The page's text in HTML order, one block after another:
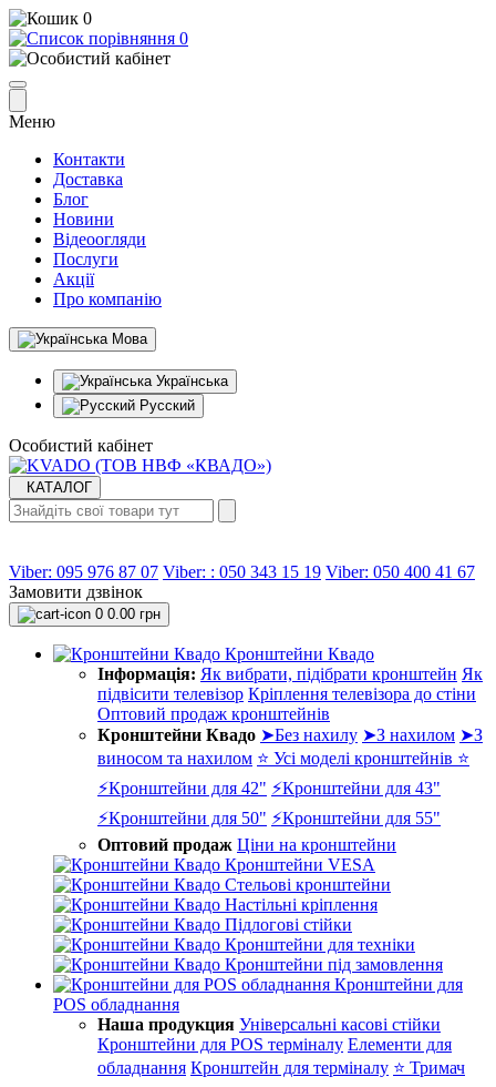
0
0
Меню
Контакти
Доставка
Блог
Новини
Відеоогляди
Послуги
Акції
Про компанію
Мова
Українська
Русский
Особистий кабінет
КАТАЛОГ
Viber: 095 976 87 07 Viber: : 050 343 15 19‬ Viber: 050 400 41 67
Замовити дзвінок
0 0.00 грн
Кронштейни Квадо
Інформація: Як вибрати, підібрати кронштейн Як
підвісити телевізор Кріплення телевізора до стіни
Оптовий продаж кронштейнів
Кронштейни Квадо ➤Без нахилу ➤З нахилом ➤З
виносом та нахилом ⭐ Усі моделі кронштейнів ⭐
⚡Кронштейни для 42" ⚡Кронштейни для 43"
⚡Кронштейни для 50" ⚡Кронштейни для 55"
Оптовий продаж Ціни на кронштейни
Кронштейни VESA
Стельові кронштейни
Настільні кріплення
Підлогові стійки
Кронштейни для техніки
Кронштейни під замовлення
Кронштейни для
POS обладнання
Наша продукция Універсальні касові стійки
Кронштейни для POS терміналу Елементи для
обладнання Кронштейн для терміналу ⭐ Тримач